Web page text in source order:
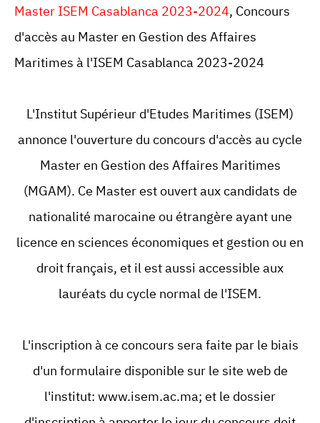
Master ISEM Casablanca 2023-2024, Concours
d'accès au Master en Gestion des Affaires
Maritimes à l'ISEM Casablanca 2023-2024
L'Institut Supérieur d'Etudes Maritimes (ISEM)
annonce l'ouverture du concours d'accès au cycle
Master en Gestion des Affaires Maritimes
(MGAM). Ce Master est ouvert aux candidats de
nationalité marocaine ou étrangère ayant une
licence en sciences économiques et gestion ou en
droit français, et il est aussi accessible aux
lauréats du cycle normal de l'ISEM.
L'inscription à ce concours sera faite par le biais
d'un formulaire disponible sur le site web de
l'institut: www.isem.ac.ma; et le dossier